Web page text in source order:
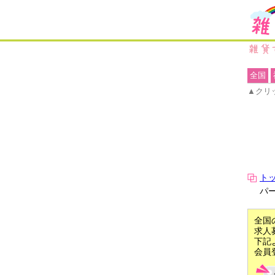
ト
パ
全国
求人
下記
会員
全国
▲クリ